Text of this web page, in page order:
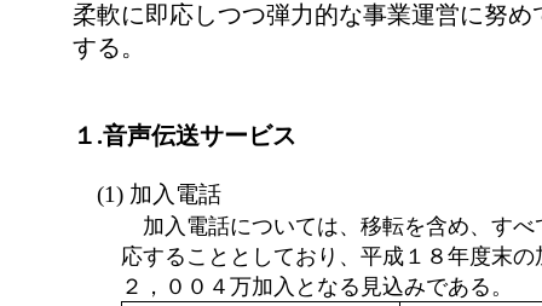
柔軟に即応しつつ弾力的な事業運営に努め
する。
１.音声伝送サービス
(1) 加入電話
加入電話については、移転を含め、すべ
応することとしており、平成１８年度末の
２，００４万加入となる見込みである。